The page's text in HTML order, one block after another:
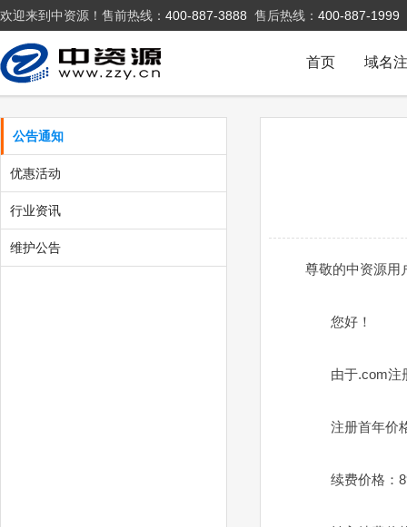
欢迎来到中资源！售前热线： 400-887-3888 售后热线： 400-887-1999
域名
首页
公告通知
优惠活动
行业资讯
维护公告
尊敬的中资源用
您好！
由于.com注
注册首年价
续费价格：